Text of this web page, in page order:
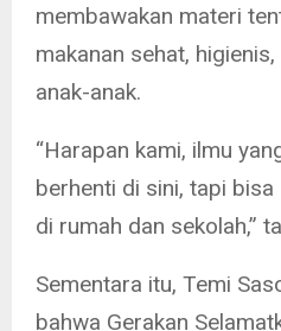
membawakan materi
makanan sehat,
anak-anak.
“Harapan kami, ilmu
berhenti di sini, tapi
di rumah dan sekolah,”
Sementara itu, Temi
bahwa Gerakan